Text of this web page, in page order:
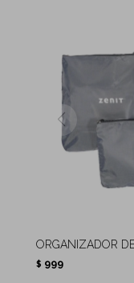
ORGANIZADOR
$ 999